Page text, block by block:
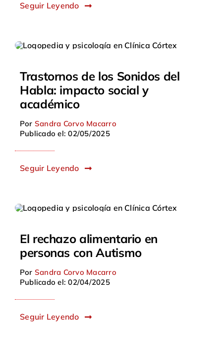
Seguir Leyendo
Trastornos de los Sonidos del
Habla: impacto social y
académico
Por Sandra Corvo Macarro
Publicado el: 02/05/2025
Seguir Leyendo
El rechazo alimentario en
personas con Autismo
Por Sandra Corvo Macarro
Publicado el: 02/04/2025
Seguir Leyendo